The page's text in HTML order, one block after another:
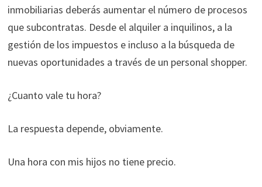
inmobiliarias deberás aumentar el número de procesos
que subcontratas. Desde el alquiler a inquilinos, a la
gestión de los impuestos e incluso a la búsqueda de
nuevas oportunidades a través de un personal shopper.
¿Cuanto vale tu hora?
La respuesta depende, obviamente.
Una hora con mis hijos no tiene precio.